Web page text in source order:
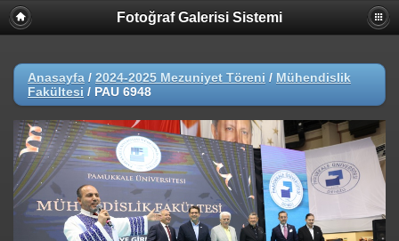
Fotoğraf Galerisi Sistemi
Anasayfa / 2024-2025 Mezuniyet Töreni / Mühendislik
Fakültesi / PAU 6948